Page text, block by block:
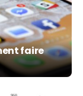
faire